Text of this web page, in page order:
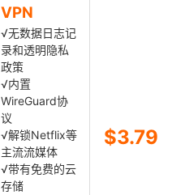
VPN
√无数据日志记
录和透明隐私
政策
√内置
WireGuard协
议
√解锁Netflix等
主流流媒体
√带有免费的云
存储
$3.79